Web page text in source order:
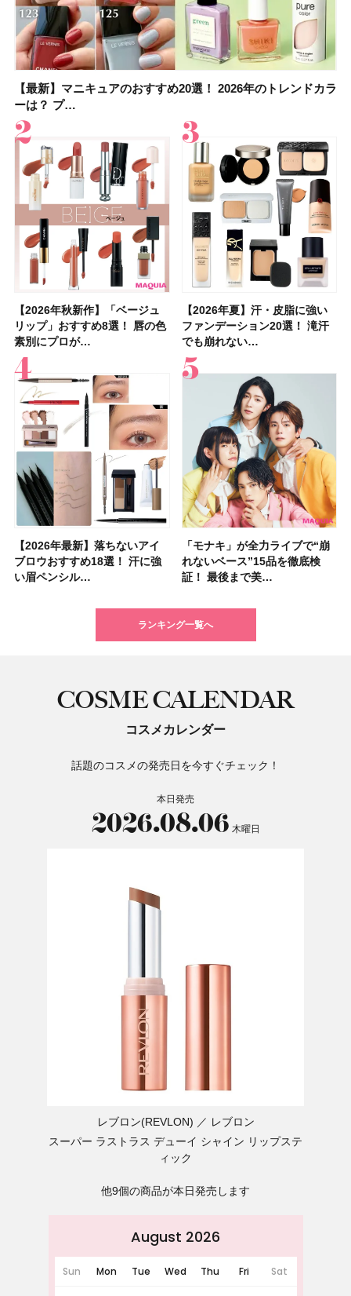
【最新】マニキュアのおすすめ20選！ 2026年のトレンドカラ
ーは？ プ…
【2026年秋新作】「ベージュ
リップ」おすすめ8選！ 唇の色
素別にプロが…
【2026年夏】汗・皮脂に強い
ファンデーション20選！ 滝汗
でも崩れない…
【2026年最新】落ちないアイ
ブロウおすすめ18選！ 汗に強
い眉ペンシル…
「モナキ」が全力ライブで“崩
れないベース”15品を徹底検
証！ 最後まで美…
【石井美保さん】おすすめの「ブライトニング」11選！ スキ
ンケアからサプ…
【2026年夏】汗に強い日焼け
止めのおすすめ13選！ 汗で塗
膜が強化され…
【クリスマスコフレ2026】ク
リニークのホリデーコフレを一
挙紹介！ 人気…
【2026夏】「ハリ・たるみケ
ア」ランキングTOP5！＜マキ
アビューティ…
【2026夏】「毛穴ケア」ラン
キングTOP5！＜マキアビュー
ティーズが投…
【最新】マニキュアのおすすめ20選！ 2026年のトレンドカラ
ーは？ プ…
【2026年秋新作】「ベージュ
リップ」おすすめ8選！ 唇の色
素別にプロが…
【2026年夏】汗・皮脂に強い
ファンデーション20選！ 滝汗
でも崩れない…
【2026年最新】落ちないアイ
ブロウおすすめ18選！ 汗に強
い眉ペンシル…
「モナキ」が全力ライブで“崩
れないベース”15品を徹底検
証！ 最後まで美…
【2026夏】「香水・フレグランス」ランキングTOP5！＜美
容マニア・マ…
【2026夏】「リップケア」ラ
ンキングTOP5！＜美容マニア
集団・マキア…
【デパコスのネイルオイル10
選】プレゼントにおすすめ！ケ
ア効果、ビジュ、…
【2026年】ボディ用日焼け止
めUVのおすすめ20選！ この夏
注目の人気…
「ミス ディオール オードゥ パ
ルファン」が新たな装いで登
場！ シルバー…
【5分で万能！ 夏レシピ】「万能ねぎ塩だれ」の作り方＆ア
レンジレシピ2品
【おすすめダイエットサプリ８
選】食べすぎた日をサポート！
選び方＆糖質・脂…
【40代以上の髪悩み おすすめ
アイテム15選】“白髪・薄毛・
うねり”に最…
【板野友美さんの美活】「最
近、下の歯の矯正を再開したん
です」オーラルケア…
【石井美保さんのおすすめお菓
子＆お茶10選】手土産にもぴっ
たり
【2026年夏】40代におすすめの髪型30選！ 若く見える・手
入れが楽な…
【2026年夏】おすすめの髪型
36選！ショート・ボブ・ミディ
アム・ロング…
【最新】髪のうねり・広がり・
くせ毛におすすめのシャンプー
17選
【2026年夏】小顔に見えるボ
ブの髪型37選！ レイヤー・切
りっぱなしな…
【2026年】最新トレンド「ボ
ブ」13種類を徹底解説！ 定番
＆人気の髪型…
【鈴木えみさんの愛用品30選】コスメ・スキンケア・ヘアケ
アetc.お気に…
【読者プレゼント】羽の見えな
いハンディファン
「baramood」を3名様…
【2026年8月の一粒万倍日】お
すすめの開運コスメ＆美容アイ
テム10選！
石井美保さん祝50歳！ アニバ
ーサリーイベントに込めた思
い、今夢中なボデ…
【無印良品】スキンケア×衣料
素材の最強タッグで実現！ 着
るだけで保湿でき…
【限定】&be「リップカラーデュオ 01 ピンクベージュ」レビ
ュー｜落ち…
【スック2026新作】秋コレク
ションを全品スウォッチ&イエ
ベブルベ分け！
LUNASOLアイカラーレーショ
ンN EX17Evening Muse …
【全色レビュー】ケイト メロ
ウブラウンアイズ限定色追加！
イエベ・ブルベ別…
【キャンメイク】売切続出！先
行発売中の「クリアヴェールセ
ッティングパウダ…
ランキング一覧へ
COSME CALENDAR
コスメカレンダー
話題のコスメの発売日を今すぐチェック！
本日発売
2026.08.06 木曜日
レブロン(REVLON)
レブロン
スーパー ラストラス デューイ シャイン リップステ
ィック
他9個の商品が本日発売します
August 2026
Sun Mon Tue Wed Thu Fri Sat